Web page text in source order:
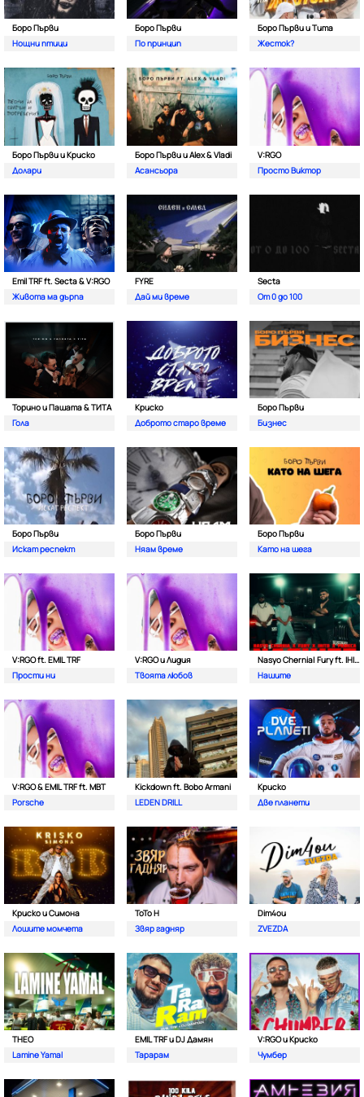
Боро Първи
Нощни птици
Боро Първи
По принцип
Боро Първи и Тита
Жесток?
Боро Първи и Криско
Долари
Боро Първи и Alex & Vladi
Асансьора
V:RGO
Просто Виктор
Emil TRF ft. Secta & V:RGO
Живота ма дърпа
FYRE
Дай ми време
Secta
От 0 до 100
Торино и Пашата & ТИТА
Гола
Криско
Доброто старо време
Боро Първи
Бизнес
Боро Първи
Искат респект
Боро Първи
Няам време
Боро Първи
Като на шега
V:RGO ft. EMIL TRF
Прости ни
V:RGO и Лидия
Твоята любов
Nasyo Chernia| Fury ft. IHITO & Pameca
Нашите
V:RGO & EMIL TRF ft. MBT
Porsche
Kickdown ft. Bobo Armani
LEDEN DRILL
Криско
Две планети
Криско и Симона
Лошите момчета
ToTo H
Звяр гадняр
Dim4ou
ZVEZDA
THEO
Lamine Yamal
EMIL TRF и DJ Дамян
Тарарам
V:RGO и Криско
Чумбер